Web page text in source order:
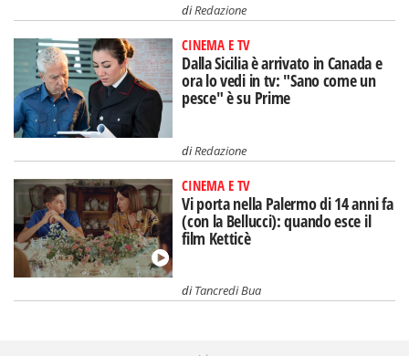
diRedazione
CINEMA E TV
Dalla Sicilia è arrivato in Canada e
ora lo vedi in tv: "Sano come un
pesce" è su Prime
diRedazione
CINEMA E TV
Vi porta nella Palermo di 14 anni fa
(con la Bellucci): quando esce il
film Ketticè
diTancredi Bua